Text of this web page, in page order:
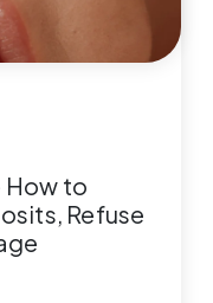
How to
Refuse